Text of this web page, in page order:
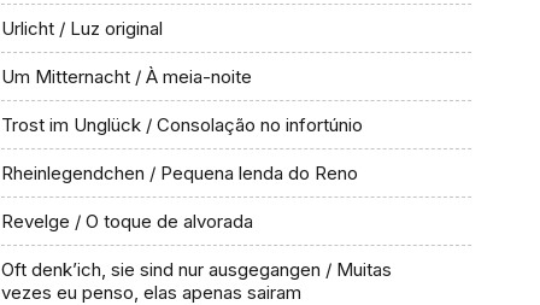
Urlicht / Luz original
Um Mitternacht / À meia-noite
Trost im Unglück / Consolação no infortúnio
Rheinlegendchen / Pequena lenda do Reno
Revelge / O toque de alvorada
Oft denk’ich, sie sind nur ausgegangen / Muitas
vezes eu penso, elas apenas sairam